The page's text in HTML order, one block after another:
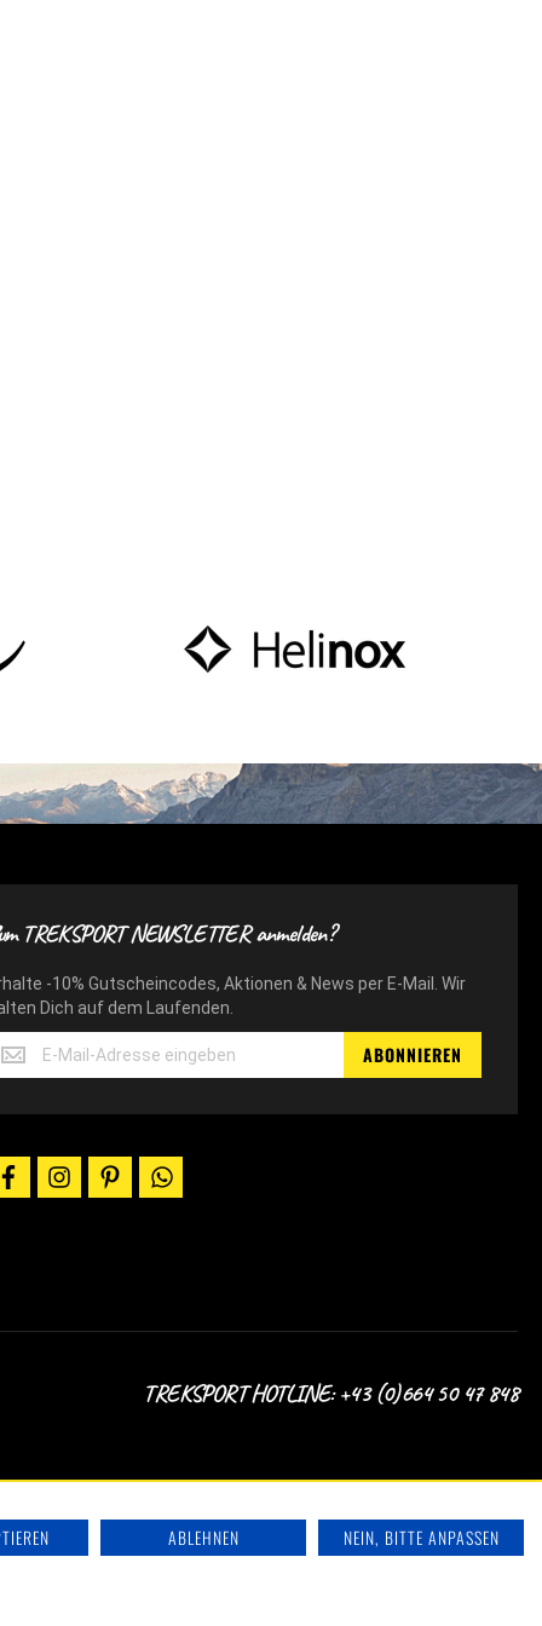
TREKSPORT NEWSLETTER anmelden?
-10% Gutscheincodes, Aktionen & News per E-Mail. Wir
Dich auf dem Laufenden.
ABONNIEREN
facebookinstagrampinterestwhatsapp
TREKSPORT HOTLINE: +43 (0)664 50 47 848
ABLEHNEN NEIN, BITTE ANPASSEN